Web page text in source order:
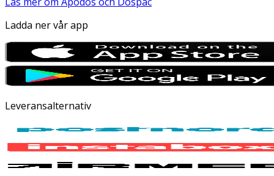
Ladda ner vår app
Leveransalternativ